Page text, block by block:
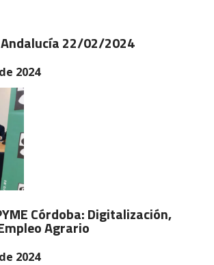
22/02/2024
2024
Córdoba: Digitalización,
Agrario
2024